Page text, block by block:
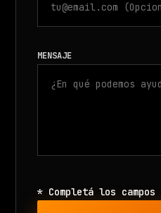
MENSAJE
* Completá los